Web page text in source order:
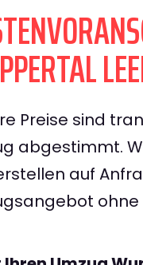
Preise sind
abgestimmt.
auf